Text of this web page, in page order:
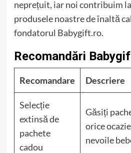
neprețuit, iar noi contribuim
produsele noastre de înaltă
fondatorul Babygift.ro.
Recomandări
Recomandare Descriere
Selecție
extinsă de
pachete
cadou
Găsiți
orice
nevoile